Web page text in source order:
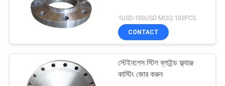
1USD-100USD MOQ:100PCS
CONTACT
স্টেইনলেস স্টিল ব্লাইন্ড ফ্ল্যাঞ্জ
কাস্টিং জোর করুন